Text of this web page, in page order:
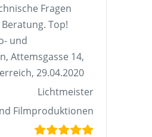
Fragen
Top!
und
Attemsgasse 14,
29.04.2020
Lichtmeister
Filmproduktionen